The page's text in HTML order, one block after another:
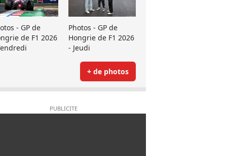
- GP de
de F1 2026
Photos - GP de
Hongrie de F1 2026
- Jeudi
+ de photos